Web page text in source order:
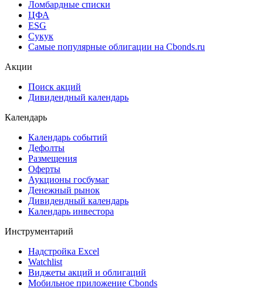
Cbonds Valuation
Рэнкинги инвест. банков и юр. консультантов
Cbonds Awards
Cbonds Pages
Ломбардные списки
ESG
Самые популярные облигации на Cbonds.ru
Дивидендный календарь
Календарь
Календарь событий
Дефолты
Размещения
Оферты
Денежный рынок
Календарь инвестора
Инструментарий